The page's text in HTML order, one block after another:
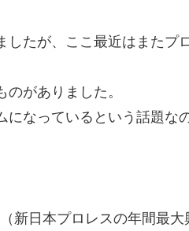
たが、ここ最近はまたプ
がありました。
なっているという話題な
新日本プロレスの年間最大